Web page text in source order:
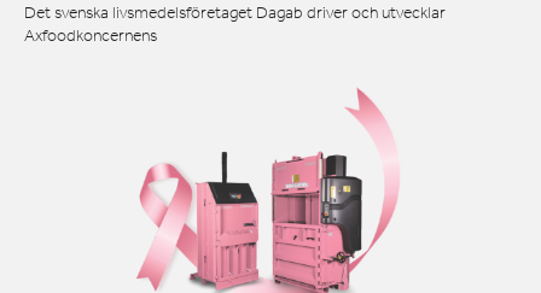
Det svenska livsmedelsföretaget Dagab driver och utvecklar
Axfoodkoncernens